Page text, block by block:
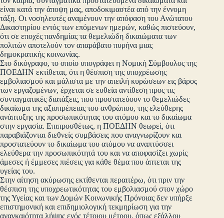
είναι κατά την άποψη μας, αποδοκιμαστέα από την έννομη
τάξη. Οι νοσηλευτές αναμένουν την απόφαση του Ανώτατου
Δικαστηρίου εντός των επόμενων ημερών, καθώς πιστεύουν,
ότι σε εποχές πανδημίας τα θεμελιώδη δικαιώματα των
πολιτών αποτελούν τον απαράβατο πυρήνα μιας
δημοκρατικής κοινωνίας.
Στο δικόγραφο, το οποίο υπογράφει η Νομική Σύμβουλος της
ΠΟΕΔΗΝ εκτίθεται, ότι η θέσπιση της υποχρέωσης
εμβολιασμού και μάλιστα με την απειλή κυρώσεων εις βάρος
των εργαζομένων, έρχεται σε ευθεία αντίθεση προς τις
συνταγματικές διατάξεις, που προστατεύουν το θεμελιώδες
δικαίωμα της αξιοπρέπειας του ανθρώπου, της ελεύθερης
ανάπτυξης της προσωπικότητας του ατόμου και το δικαίωμα
στην εργασία. Επιπροσθέτως, η ΠΟΕΔΗΝ θεωρεί, ότι
παραβιάζονται διεθνείς συμβάσεις που αναγνωρίζουν και
προστατεύουν το δικαίωμα του ατόμου να αναπτύσσει
ελεύθερα την προσωπικότητά του και να αποφασίζει χωρίς
άμεσες ή έμμεσες πιέσεις για κάθε θέμα που άπτεται της
υγείας του.
Στην αίτηση ακύρωσης εκτίθενται περαιτέρω, ότι πριν την
θέσπιση της υποχρεωτικότητας του εμβολιασμού στον χώρο
της Υγείας και των Δομών Κοινωνικής Πρόνοιας δεν υπήρξε
επιστημονική και επιδημιολογική τεκμηρίωση για την
αναγκαιότητα λήψης ενός τέτοιου μέτρου, όπως εξάλλου